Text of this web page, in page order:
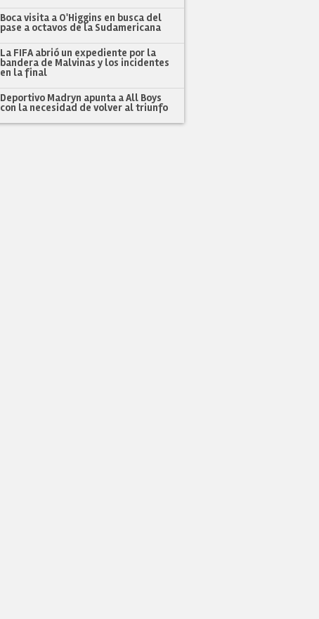
Boca visita a O'Higgins en busca del
pase a octavos de la Sudamericana
La FIFA abrió un expediente por la
bandera de Malvinas y los incidentes
en la final
Deportivo Madryn apunta a All Boys
con la necesidad de volver al triunfo